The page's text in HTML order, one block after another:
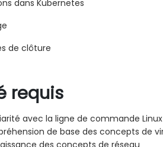
dans Kubernetes
de clôture
requis
avec la ligne de commande Linux
de base des concepts de